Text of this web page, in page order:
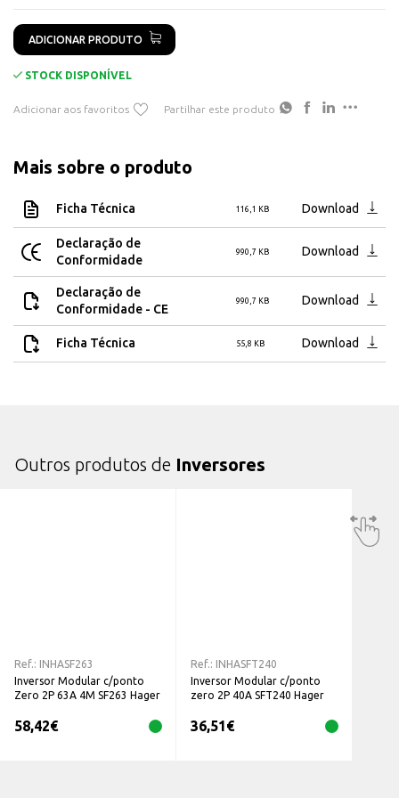
ADICIONAR PRODUTO
STOCK DISPONÍVEL
Adicionar aos favoritos Partilhar este produto
Mais sobre o produto
Ficha Técnica 116,1 KB Download
Declaração de
Conformidade
990,7 KB Download
Declaração de
Conformidade - CE
990,7 KB Download
Ficha Técnica 55,8 KB Download
Outros produtos de Inversores
Ref.:
INHASF263
Inversor Modular c/ponto
Zero 2P 63A 4M SF263 Hager
58,42€
Ref.:
INHASFT240
Inversor Modular c/ponto
zero 2P 40A SFT240 Hager
36,51€